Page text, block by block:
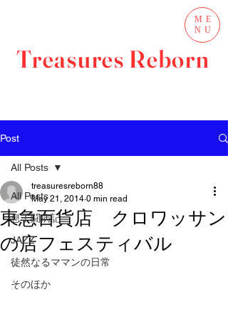
ME
NU
Treasures Reborn
Post
All Posts
息子闘病記
JAZZ
徒然なるママンの日常
そのほか
All Posts
東急百貨店 クロワッサン
の店フェスティバル
treasuresreborn88
May 21, 2014 0 min read